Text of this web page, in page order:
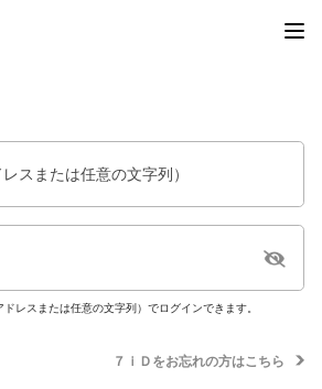
スまたは任意の文字列）
レスまたは任意の文字列）でログインできます。
７ｉＤをお忘れの方はこちら